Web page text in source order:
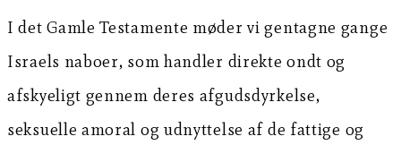
I det Gamle Testamente møder vi gentagne gange
Israels naboer, som handler direkte ondt og
afskyeligt gennem deres afgudsdyrkelse,
seksuelle amoral og udnyttelse af de fattige og